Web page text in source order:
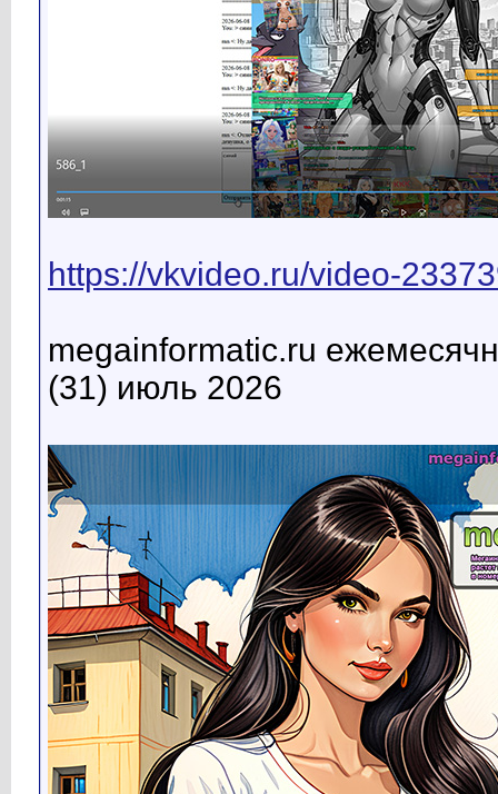
https://vkvideo.ru/video-
megainformatic.ru
(31) июль 2026